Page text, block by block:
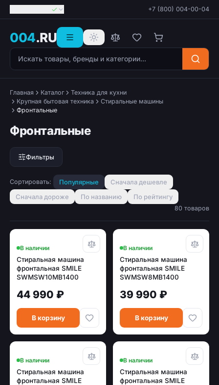
+7 (800) 004-00-04
004.RU
Поиск товаров
Главная Каталог
Техника для кухни
Крупная бытовая техника
Стиральные машины
Фронтальные
Фронтальные
Фильтры
Сортировать: Популярные
Сначала дешевле
Сначала дороже
По названию По рейтингу
80 товаров
В наличии
Стиральная машина
фронтальная SMILE
SWMSW10MB1400
черный (DD, пар,
44 990 ₽
В корзину
В наличии
Стиральная машина
фронтальная SMILE
SWMSW8MB1400
черный (DD, пар,
39 990 ₽
В корзину
В наличии
Стиральная машина
фронтальная SMILE
В наличии
Стиральная машина
фронтальная SMILE